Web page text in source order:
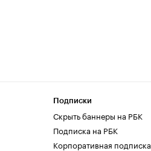
Подписки
Скрыть баннеры на РБК
Подписка на РБК
Корпоративная подписка